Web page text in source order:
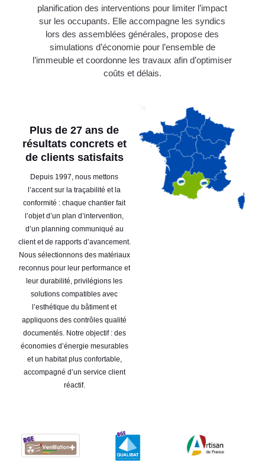
planification des interventions pour limiter l’impact
sur les occupants. Elle accompagne les syndics
lors des assemblées générales, propose des
simulations d’économie pour l’ensemble de
l’immeuble et coordonne les travaux afin d’optimiser
coûts et délais.
Plus de 27 ans de
résultats concrets et
de clients satisfaits
Depuis 1997, nous mettons
l’accent sur la traçabilité et la
conformité : chaque chantier fait
l’objet d’un plan d’intervention,
d’un planning communiqué au
client et de rapports d’avancement.
Nous sélectionnons des matériaux
reconnus pour leur performance et
leur durabilité, privilégions les
solutions compatibles avec
l’esthétique du bâtiment et
appliquons des contrôles qualité
documentés. Notre objectif : des
économies d’énergie mesurables
et un habitat plus confortable,
accompagné d’un service client
réactif.